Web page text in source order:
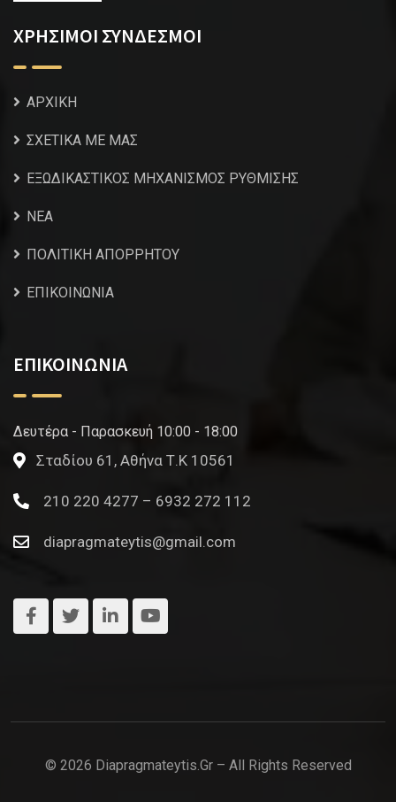
ΧΡΗΣΙΜΟΙ ΣΥΝΔΕΣΜΟΙ
ΑΡΧΙΚΗ
ΣΧΕΤΙΚΑ ΜΕ ΜΑΣ
ΕΞΩΔΙΚΑΣΤΙΚΟΣ ΜΗΧΑΝΙΣΜΟΣ ΡΥΘΜΙΣΗΣ
NEA
ΠΟΛΙΤΙΚΗ ΑΠΟΡΡΗΤΟΥ
ΕΠΙΚΟΙΝΩΝΙΑ
ΕΠΙΚΟΙΝΩΝΙΑ
Δευτέρα - Παρασκευή 10:00 - 18:00
Σταδίου 61, Αθήνα Τ.Κ 10561
210 220 4277 – 6932 272 112
diapragmateytis@gmail.com
© 2026 Diapragmateytis.gr – All Rights Reserved